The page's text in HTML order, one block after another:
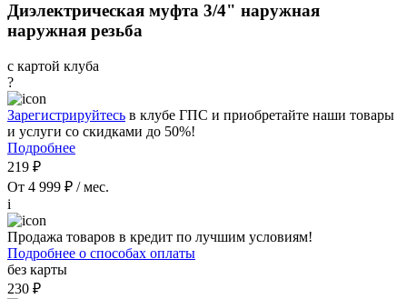
Диэлектрическая муфта 3/4" наружная
наружная резьба
с картой клуба
?
Зарегистрируйтесь в клубе ГПС и приобретайте наши товары
и услуги со скидками до 50%!
Подробнее
219 ₽
От 4 999 ₽ / мес.
i
Продажа товаров в кредит по лучшим условиям!
Подробнее о способах оплаты
без карты
230 ₽